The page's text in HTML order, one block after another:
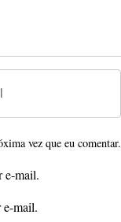
vez que eu comentar.
e-mail.
e-mail.